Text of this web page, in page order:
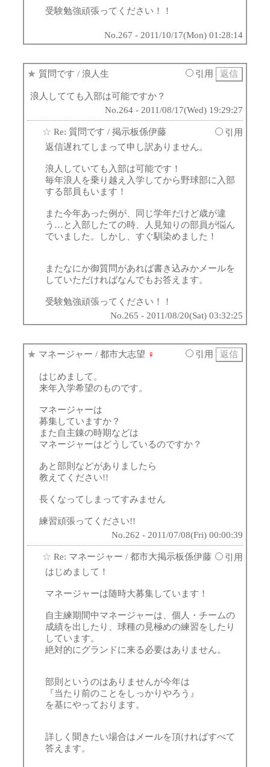
受験勉強頑張ってください！！
No.267 - 2011/10/17(Mon) 01:28:14
★ 質問です / 浪人生 引用
浪人してても入部は可能ですか？
No.264 - 2011/08/17(Wed) 19:29:27
☆ Re: 質問です / 掲示板係伊藤
引用
返信遅れてしまって申し訳ありません。
浪人していても入部は可能です！
毎年浪人を乗り越え入学してから野球部に入部
する部員もいます！
また今年あった例が、同じ学年だけど歳が違
う…と入部したての時、人見知りの部員が悩ん
でいました。しかし、すぐ馴染めました！
またなにか御質問があれば書き込みかメールを
していただければなんでもお答えます。
受験勉強頑張ってください！！
No.265 - 2011/08/20(Sat) 03:32:25
★ マネージャー / 都市大志望 ♀ 引用
はじめまして。
来年入学希望のものです。
マネージャーは
募集していますか？
また自主錬の時期などは
マネージャーはどうしているのですか？
あと部則などがありましたら
教えてください!!
長くなってしまってすみません
練習頑張ってください!!
No.262 - 2011/07/08(Fri) 00:00:39
☆ Re: マネージャー / 都市大掲示板係伊藤
引用
はじめまして！
マネージャーは随時大募集しています！
自主練期間中マネージャーは、個人・チームの
成績を出したり、球種の見極めの練習をしたり
しています。
絶対的にグランドに来る必要はありません。
部則というのはありませんが今年は
『当たり前のことをしっかりやろう』
を基にやっております。
詳しく聞きたい場合はメールを頂ければすべて
答えます。